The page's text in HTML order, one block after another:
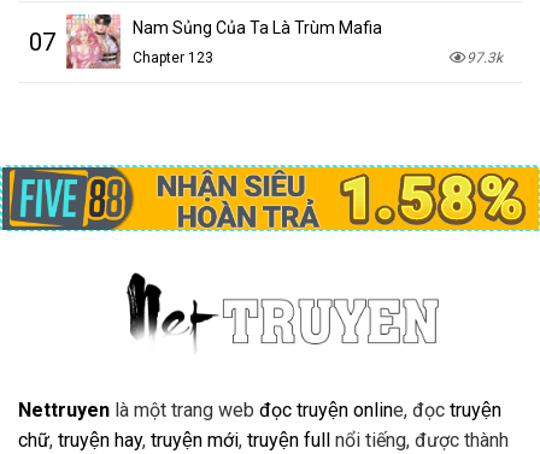
07 Nam Sủng Của Ta Là Trùm Mafia
Chapter 123 97.3k
Nettruyen là một trang web đọc truyện online, đọc truyện
chữ, truyện hay, truyện mới, truyện full
nổi tiếng, được thành